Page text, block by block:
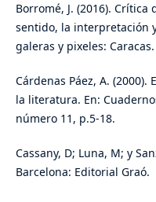
Borromé, J. (2016).
sentido, la interpretación
galeras y pixeles: Caracas.
Cárdenas Páez, A.
la literatura. En:
número 11, p.5-18.
Cassany, D; Luna, M; y
Barcelona: Editorial Graó.